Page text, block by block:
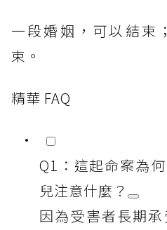
一段婚姻，可以結束
束。
精華 FAQ
Q1：這起命案為
兒注意什麼？
因為受害者長期